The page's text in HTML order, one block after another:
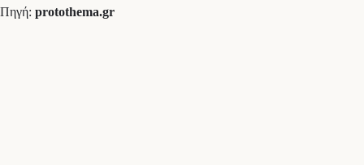
Πηγή: protothema.gr